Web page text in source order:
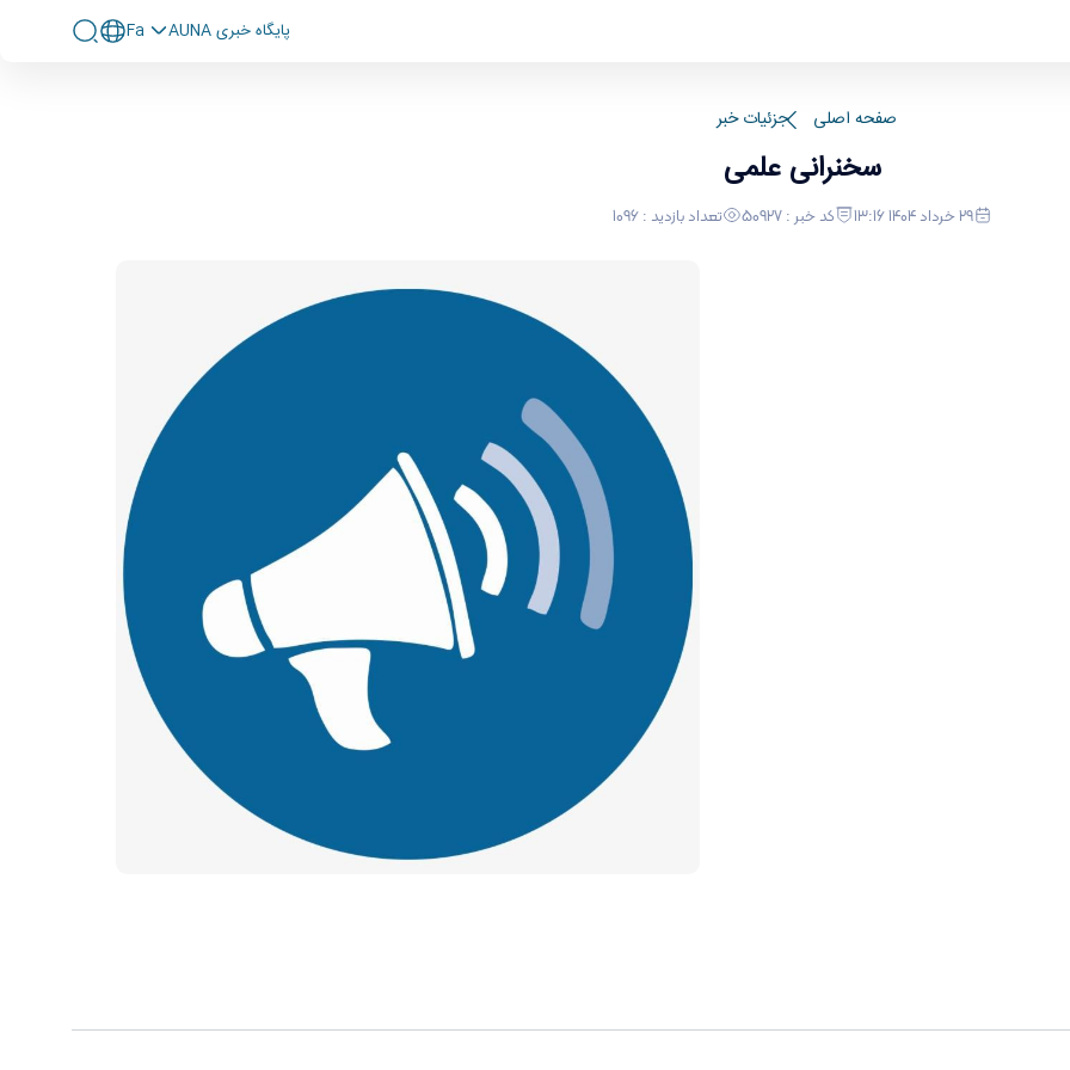
پايگاه خبری AUNA Fa
صفحه اصلی جزئیات خبر
سخنرانی علمی
29 خرداد 1404 13:16 کد خبر : 50927 تعداد بازدید : 1096